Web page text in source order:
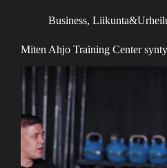
Business,
Miten Ahjo Training Center